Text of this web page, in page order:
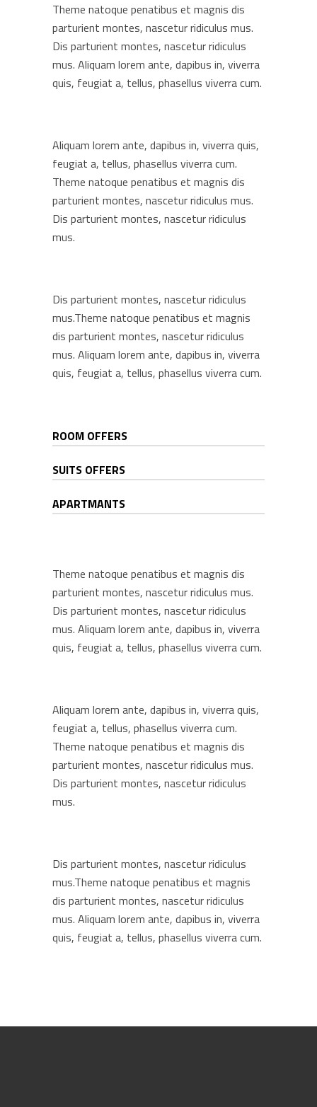
Theme natoque penatibus et magnis dis
parturient montes, nascetur ridiculus mus.
Dis parturient montes, nascetur ridiculus
mus. Aliquam lorem ante, dapibus in, viverra
quis, feugiat a, tellus, phasellus viverra cum.
Aliquam lorem ante, dapibus in, viverra quis,
feugiat a, tellus, phasellus viverra cum.
Theme natoque penatibus et magnis dis
parturient montes, nascetur ridiculus mus.
Dis parturient montes, nascetur ridiculus
mus.
Dis parturient montes, nascetur ridiculus
mus.Theme natoque penatibus et magnis
dis parturient montes, nascetur ridiculus
mus. Aliquam lorem ante, dapibus in, viverra
quis, feugiat a, tellus, phasellus viverra cum.
ROOM OFFERS
SUITS OFFERS
APARTMANTS
Theme natoque penatibus et magnis dis
parturient montes, nascetur ridiculus mus.
Dis parturient montes, nascetur ridiculus
mus. Aliquam lorem ante, dapibus in, viverra
quis, feugiat a, tellus, phasellus viverra cum.
Aliquam lorem ante, dapibus in, viverra quis,
feugiat a, tellus, phasellus viverra cum.
Theme natoque penatibus et magnis dis
parturient montes, nascetur ridiculus mus.
Dis parturient montes, nascetur ridiculus
mus.
Dis parturient montes, nascetur ridiculus
mus.Theme natoque penatibus et magnis
dis parturient montes, nascetur ridiculus
mus. Aliquam lorem ante, dapibus in, viverra
quis, feugiat a, tellus, phasellus viverra cum.